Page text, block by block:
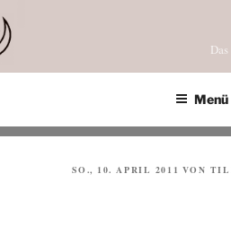
Inhalt
springen
Menü
VERÖFFENTLICHT
SO., 10. APRIL 2011 VON